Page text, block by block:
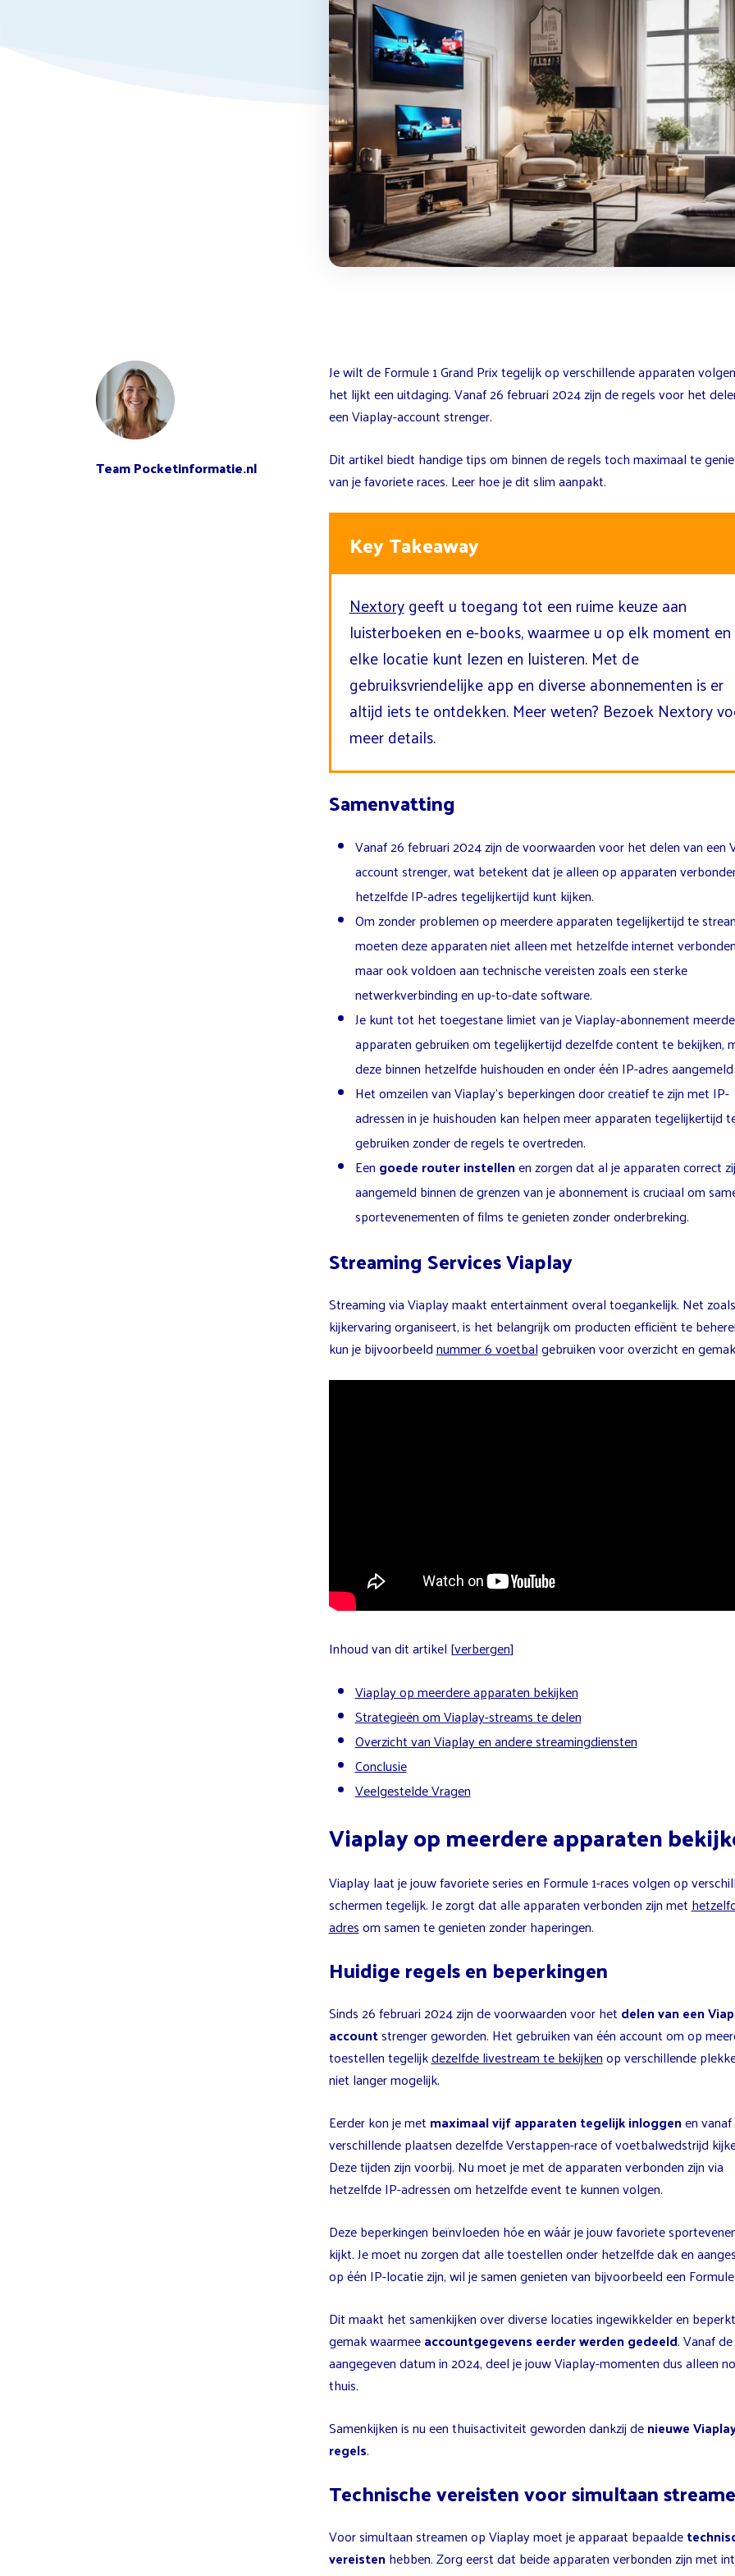
Team Pocketinformatie.nl
Je wilt de Formule 1 Grand Prix tegelijk op verschillende apparaten
het lijkt een uitdaging. Vanaf 26 februari 2024 zijn de regels voor het
een Viaplay-account strenger.
Dit artikel biedt handige tips om binnen de regels toch maximaal te
van je favoriete races. Leer hoe je dit slim aanpakt.
Key Takeaway
Nextorygeeft u toegang tot een ruime keuze aan
luisterboeken en e-books, waarmee u op elk moment
elke locatie kunt lezen en luisteren. Met de
gebruiksvriendelijke app en diverse abonnementen is er
altijd iets te ontdekken. Meer weten? Bezoek Nextory
meer details.
Samenvatting
Vanaf 26 februari 2024 zijn de voorwaarden voor het delen van een
account strenger, wat betekent dat je alleen op apparaten
hetzelfde IP-adres tegelijkertijd kunt kijken.
Om zonder problemen op meerdere apparaten tegelijkertijd te
moeten deze apparaten niet alleen met hetzelfde internet
maar ook voldoen aan technische vereisten zoals een sterke
netwerkverbinding en up-to-date software.
Je kunt tot het toegestane limiet van je Viaplay-abonnement
apparaten gebruiken om tegelijkertijd dezelfde content te bekijken,
deze binnen hetzelfde huishouden en onder één IP-adres
Het omzeilen van Viaplay’s beperkingen door creatief te zijn met IP-
adressen in je huishouden kan helpen meer apparaten tegelijkertijd
gebruiken zonder de regels te overtreden.
Een goede router instellenen zorgen dat al je apparaten correct
aangemeld binnen de grenzen van je abonnement is cruciaal om
sportevenementen of films te genieten zonder onderbreking.
Streaming Services Viaplay
Streaming via Viaplay maakt entertainment overal toegankelijk. Net
kijkervaring organiseert, is het belangrijk om producten efficiënt te
kun je bijvoorbeeldnummer 6 voetbalgebruiken voor overzicht en
Inhoud van dit artikel [verbergen]
Viaplay op meerdere apparaten bekijken
Strategieën om Viaplay-streams te delen
Overzicht van Viaplay en andere streamingdiensten
Conclusie
Veelgestelde Vragen
Viaplay op meerdere apparaten
Viaplay laat je jouw favoriete series en Formule 1-races volgen op
schermen tegelijk. Je zorgt dat alle apparaten verbonden zijn met
adresom samen te genieten zonder haperingen.
Huidige regels en beperkingen
Sinds 26 februari 2024 zijn de voorwaarden voor het delen van een
accountstrenger geworden. Het gebruiken van één account om op
toestellen tegelijkdezelfde livestream te bekijkenop verschillende
niet langer mogelijk.
Eerder kon je met maximaal vijf apparaten tegelijk inloggenen
verschillende plaatsen dezelfde Verstappen-race of voetbalwedstrijd
Deze tijden zijn voorbij. Nu moet je met de apparaten verbonden zijn via
hetzelfde IP-adressen om hetzelfde event te kunnen volgen.
Deze beperkingen beïnvloeden hóe en wáár je jouw favoriete
kijkt. Je moet nu zorgen dat alle toestellen onder hetzelfde dak en
op één IP-locatie zijn, wil je samen genieten van bijvoorbeeld een
Dit maakt het samenkijken over diverse locaties ingewikkelder en
gemak waarmeeaccountgegevens eerder werden gedeeld. Vanaf de
aangegeven datum in 2024, deel je jouw Viaplay-momenten dus alleen
thuis.
Samenkijken is nu een thuisactiviteit geworden dankzij denieuwe
regels.
Technische vereisten voor simultaan
Voor simultaan streamen op Viaplay moet je apparaat bepaalde
vereistenhebben. Zorg eerst dat beide apparaten verbonden zijn met